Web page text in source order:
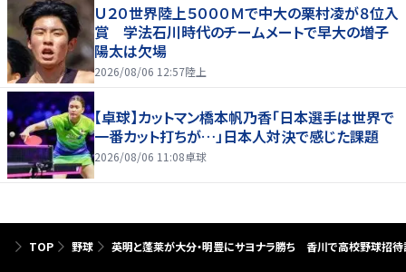
Ｕ２０世界陸上５０００Ｍで中大の栗村凌が８位入
賞 学法石川時代のチームメートで早大の増子
陽太は欠場
2026/08/06 12:57陸上
【卓球】カットマン橋本帆乃香「日本選手は世界で
一番カット打ちが…」日本人対決で感じた課題
2026/08/06 11:08卓球
TOP 野球 英明と蓬莱が大分・明豊にサヨナラ勝ち 香川で高校野球招